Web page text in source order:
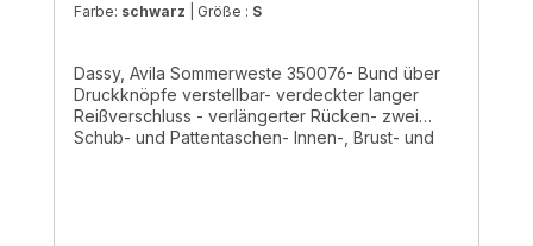
Farbe: schwarz Größe : S
Dassy, Avila Sommerweste 350076- Bund über
Druckknöpfe verstellbar- verdeckter langer
Reißverschluss - verlängerter Rücken- zwei
Schub- und Pattentaschen- Innen-, Brust- und